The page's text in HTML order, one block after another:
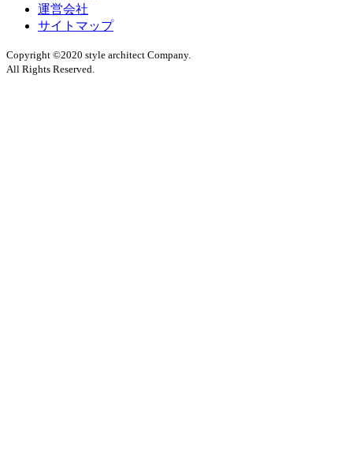
運営会社
サイトマップ
Copyright ©2020 style architect Company.
All Rights Reserved.